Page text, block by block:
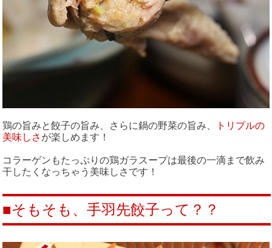
鶏の旨みと餃子の旨み、さらに鍋の野菜の旨み、
トリプルの
美味しさ が楽しめます！
コラーゲンもたっぷりの鶏ガラスープは最後の一滴まで飲み
干したくなっちゃう美味しさです！
■そもそも、手羽先餃子って？？